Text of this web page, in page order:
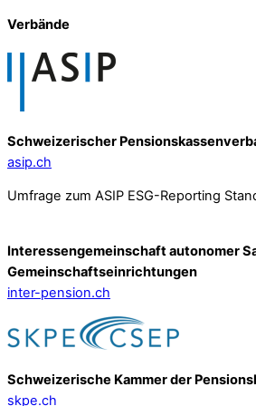
Verbände
Schweizerischer
asip.ch
Umfrage zum ASIP ESG-Reporting
Interessengemeinschaft autonomer
Gemeinschafts­einrichtungen
inter-pension.ch
Schweizerische Kammer der
skpe.ch